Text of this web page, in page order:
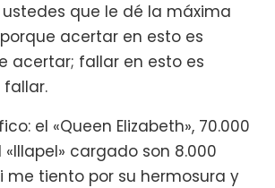
que le dé la máxima
acertar en esto es
acertar; fallar en esto es
el «Queen Elizabeth», 70.000
cargado son 8.000
me tiento por su hermosura y